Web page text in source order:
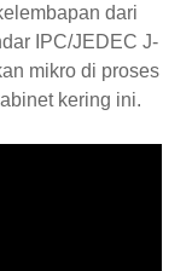
dari
IPC/JEDEC J-
mikro di proses
kering ini.